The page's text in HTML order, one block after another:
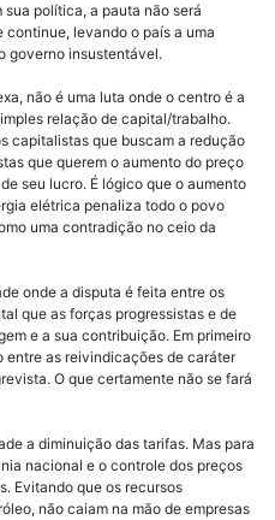
política, a pauta não será
levando o país a uma
governo insustentável.
não é uma luta onde o centro é a
relação de capital/trabalho.
capitalistas que buscam a redução
que querem o aumento do preço
seu lucro. É lógico que o aumento
elétrica penaliza todo o povo
uma contradição no ceio da
onde a disputa é feita entre os
que as forças progressistas e de
e a sua contribuição. Em primeiro
entre as reivindicações de caráter
O que certamente não se fará
a diminuição das tarifas. Mas para
nacional e o controle dos preços
Evitando que os recursos
não caiam na mão de empresas